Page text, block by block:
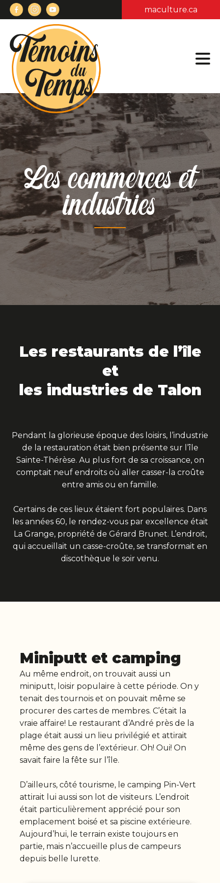
maculture.ca
Les commerces et
industries
Les restaurants de l’île
et
les industries de Talon
Pendant la glorieuse époque des loisirs, l’industrie
de la restauration était bien présente sur l’île
Sainte-Thérèse. Au plus fort de sa croissance, on
comptait neuf endroits où aller casser-la croûte
entre amis ou en famille.
Certains de ces lieux étaient fort populaires. Dans
les années 60, le rendez-vous par excellence était
La Grange, propriété de Gérard Brunet. L’endroit,
qui accueillait un casse-croûte, se transformait en
discothèque le soir venu.
Miniputt et camping
Au même endroit, on trouvait aussi un
miniputt, loisir populaire à cette période. On y
tenait des tournois et on pouvait même se
procurer des cartes de membres. C’était la
vraie affaire! Le restaurant d’André près de la
plage était aussi un lieu privilégié et attirait
même des gens de l’extérieur. Oh! Oui! On
savait faire la fête sur l’île.
D’ailleurs, côté tourisme, le camping Pin-Vert
attirait lui aussi son lot de visiteurs. L’endroit
était particulièrement apprécié pour son
emplacement boisé et sa piscine extérieure.
Aujourd’hui, le terrain existe toujours en
partie, mais n’accueille plus de campeurs
depuis belle lurette.